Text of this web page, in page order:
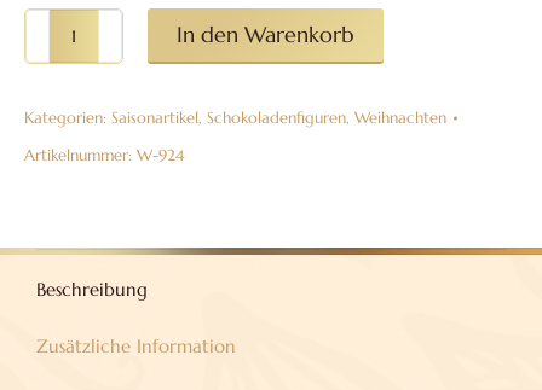
Nikolaus
(Bischof)
Vollmilchschokolade
38%
In den Warenkorb
Kategorien: Saisonartikel, Schokoladenfiguren, Weihnachten
Artikelnummer: W-924
Beschreibung
Zusätzliche Information